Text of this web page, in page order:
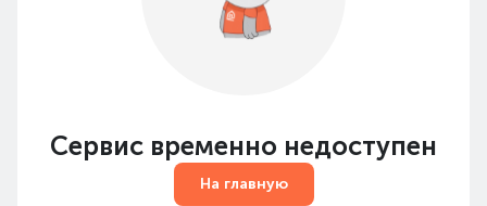
Сервис временно недоступен
На главную